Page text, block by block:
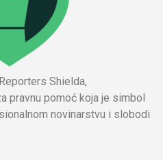
Shielda,
pravnu pomoć koja je simbol
novinarstvu i slobodi